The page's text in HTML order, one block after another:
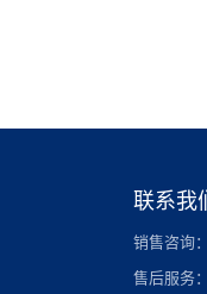
联系我
销售咨询
售后服务